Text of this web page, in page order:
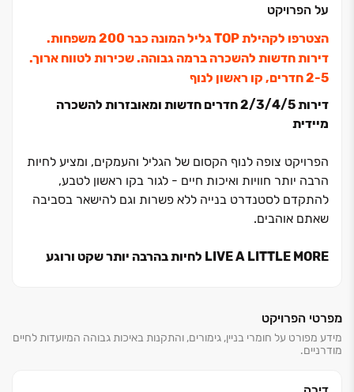
על הפרויקט
הצטרפו לקהילת TOP גליל המונה כבר 200 משפחות.
דירות חדשות להשכרה ברמה גבוהה. שכירות לטווח ארוך.
דירות ‏2/3/4/5 חדרים חדשות ומאובזרות להשכרה
מיידית
הפרויקט צופה לנוף הקסום של הגליל והעמקים, ומציע לחיות
הרבה יותר חוויות ואיכות חיים - לגור בקו ראשון לטבע,
להתקדם לסטנדרט בנייה ללא פשרות וגם להישאר בסביבה
שאתם אוהבים.
LIVE A LITTLE MORE לחיות בהרבה יותר שקט ורוגע
בשכונת הר יונה ב', שכונה מודרנית ומתוכננת שנבנתה
בשנות ה‏-2000.
מיקומו הייחודי של הפרויקט צופה לנוף קסום ופתוח של הרי
מפרטי הפרויקט
מידע מפורט על חומרי בניין, גימורים, והתקנות באיכות גבוהה המיועדות לחיים
מודרניים.